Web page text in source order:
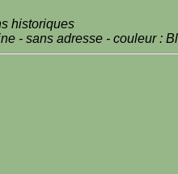
historiques
- sans adresse - couleur :